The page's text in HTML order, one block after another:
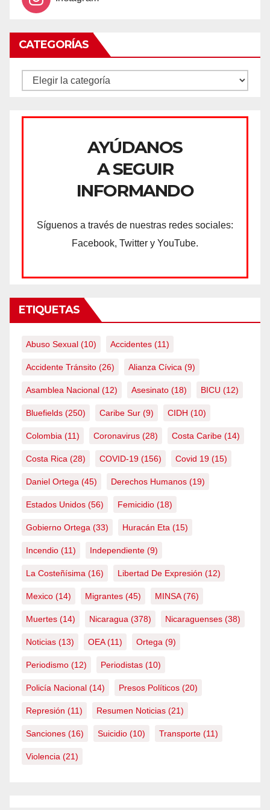
CATEGORÍAS
CATEGORÍAS
AYÚDANOS
A SEGUIR
INFORMANDO
Síguenos a través de nuestras redes sociales:
Facebook, Twitter y YouTube.
ETIQUETAS
Abuso Sexual (10) Accidentes (11)
Accidente Tránsito (26) Alianza Cívica (9)
Asamblea Nacional (12) Asesinato (18) BICU (12)
Bluefields (250) Caribe Sur (9) CIDH (10)
Colombia (11) Coronavirus (28) Costa Caribe (14)
Costa Rica (28) COVID-19 (156) Covid 19 (15)
Daniel Ortega (45) Derechos Humanos (19)
Estados Unidos (56) Femicidio (18)
Gobierno Ortega (33) Huracán Eta (15)
Incendio (11) Independiente (9)
La Costeñísima (16) Libertad De Expresión (12)
Mexico (14) Migrantes (45) MINSA(76)
Muertes (14) Nicaragua (378) Nicaraguenses (38)
Noticias (13) OEA(11) Ortega (9)
Periodismo (12) Periodistas (10)
Policía Nacional (14) Presos Políticos (20)
Represión (11) Resumen Noticias (21)
Sanciones (16) Suicidio (10) Transporte (11)
Violencia (21)